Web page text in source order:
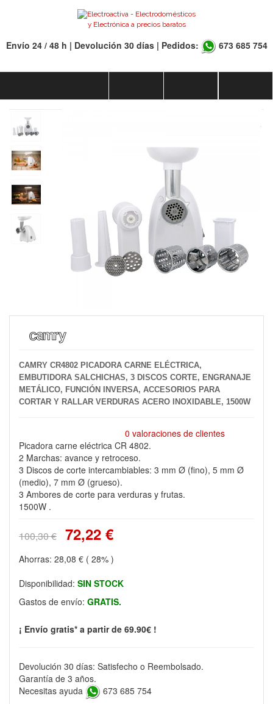
Envío 24 / 48 h | Devolución 30 días | Pedidos: 673 685 754
CAMRY CR4802 PICADORA CARNE ELÉCTRICA,
EMBUTIDORA SALCHICHAS, 3 DISCOS CORTE, ENGRANAJE
METÁLICO, FUNCIÓN INVERSA, ACCESORIOS PARA
CORTAR Y RALLAR VERDURAS ACERO INOXIDABLE, 1500W
0 valoraciones de clientes
Picadora carne eléctrica CR 4802.
2 Marchas: avance y retroceso.
3 Discos de corte intercambiables: 3 mm Ø (fino), 5 mm Ø
(medio), 7 mm Ø (grueso).
3 Ambores de corte para verduras y frutas.
1500W .
100,30 € 72,22 €
Ahorras: 28,08 € ( 28% )
Disponibilidad: SIN STOCK
Gastos de envío: GRATIS.
¡ Envío gratis* a partir de 69.90€ !
Devolución 30 días: Satisfecho o Reembolsado.
Garantía de 3 años.
Necesitas ayuda
673 685 754